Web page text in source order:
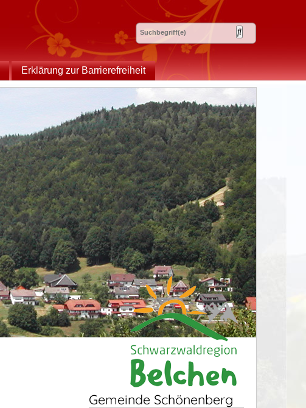
Erklärung zur Barrierefreiheit
Gemeinde Schönenberg